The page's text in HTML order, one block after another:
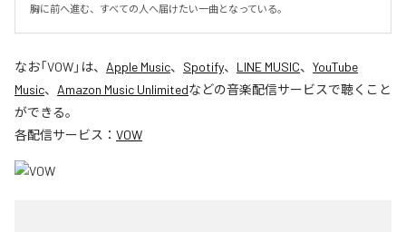
胸に前へ進む、すべての人へ届けたい一曲となっている。
なお「VOW」は、 Apple Music、 Spotify、 LINE MUSIC、 YouTube
Music、 Amazon Music Unlimitedなどの音楽配信サービスで聴くこと
ができる。
各配信サービス： VOW